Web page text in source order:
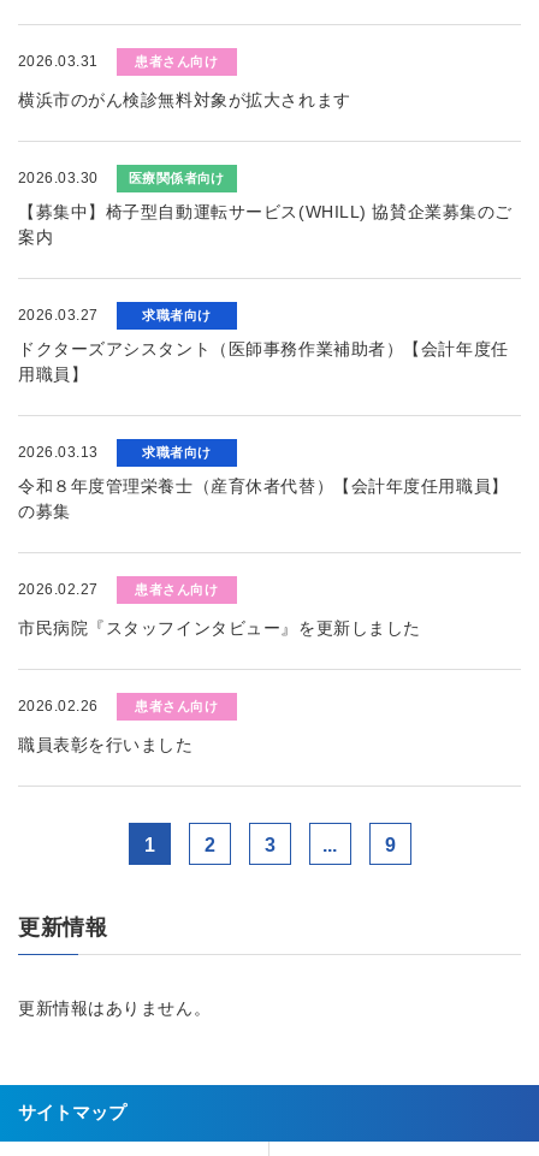
2026.03.31 患者さん向け
横浜市のがん検診無料対象が拡大されます
2026.03.30 医療関係者向け
【募集中】椅子型自動運転サービス(WHILL) 協賛企業募集のご
案内
2026.03.27 求職者向け
ドクターズアシスタント（医師事務作業補助者）【会計年度任
用職員】
2026.03.13 求職者向け
令和８年度管理栄養士（産育休者代替）【会計年度任用職員】
の募集
2026.02.27 患者さん向け
市民病院『スタッフインタビュー』を更新しました
2026.02.26 患者さん向け
職員表彰を行いました
1 2 3 ... 9
更新情報
更新情報はありません。
サイトマップ